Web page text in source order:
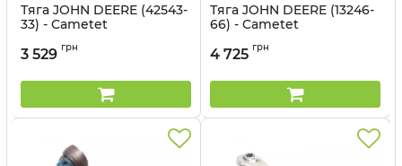
Тяга JOHN DEERE (42543-
33) - Cametet
3 529 грн
Тяга JOHN DEERE (13246-
66) - Cametet
4 725 грн